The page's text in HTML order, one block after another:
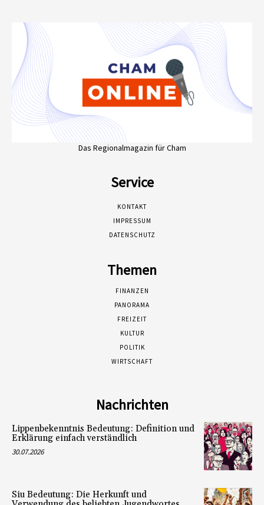
Das Regionalmagazin für Cham
Service
KONTAKT
IMPRESSUM
DATENSCHUTZ
Themen
FINANZEN
PANORAMA
FREIZEIT
KULTUR
POLITIK
WIRTSCHAFT
Nachrichten
Lippenbekenntnis Bedeutung: Definition und
Erklärung einfach verständlich
30.07.2026
Siu Bedeutung: Die Herkunft und